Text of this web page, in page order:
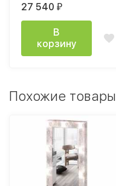
27 540 ₽
В
корзину
Похожие товары